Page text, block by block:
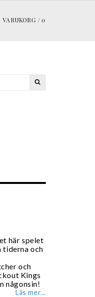
VARUKORG / 0
här spelet
tiderna och
och
Kings
någonsin!
Läs mer...